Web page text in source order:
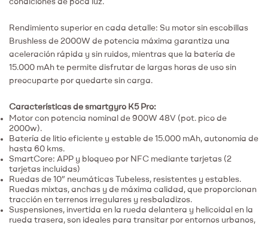
Rendimiento superior en cada detalle: Su motor sin escobillas
Brushless de 2000W de potencia máxima garantiza una
aceleración rápida y sin ruidos, mientras que la batería de
15.000 mAh te permite disfrutar de largas horas de uso sin
preocuparte por quedarte sin carga.
Características de smartgyro K5 Pro:
Motor con potencia nominal de 900W 48V (pot. pico de
2000w).
Batería de litio eficiente y estable de 15.000 mAh, autonomía de
hasta 60 kms.
SmartCore: APP y bloqueo por NFC mediante tarjetas (2
tarjetas incluidas)
Ruedas de 10” neumáticas Tubeless, resistentes y estables.
Ruedas mixtas, anchas y de máxima calidad, que proporcionan
tracción en terrenos irregulares y resbaladizos.
Suspensiones, invertida en la rueda delantera y helicoidal en la
rueda trasera, son ideales para transitar por entornos urbanos,